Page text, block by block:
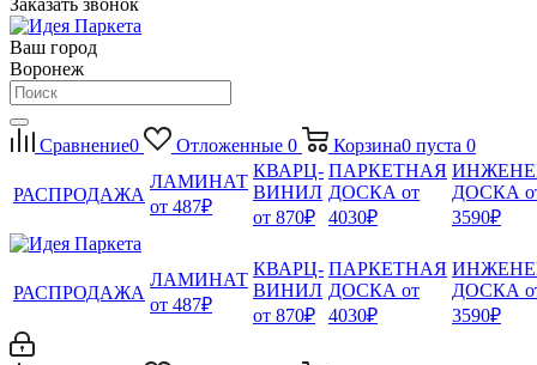
Заказать звонок
Ваш город
Воронеж
Сравнение0 Отложенные 0 Корзина0 пуста 0
РАСПРОДАЖА
ЛАМИНАТ
от 487₽
КВАРЦ-
ВИНИЛ
от 870₽
ПАРКЕТНАЯ
ДОСКА от
4030₽
ДОСКА
3590₽
РАСПРОДАЖА
ЛАМИНАТ
от 487₽
КВАРЦ-
ВИНИЛ
от 870₽
ПАРКЕТНАЯ
ДОСКА от
4030₽
ДОСКА
3590₽